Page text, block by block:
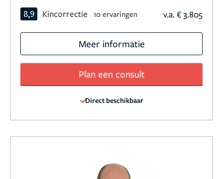
8,9 Kincorrectie 10 ervaringen v.a. € 3.805
Meer informatie
Plan een consult
Direct beschikbaar